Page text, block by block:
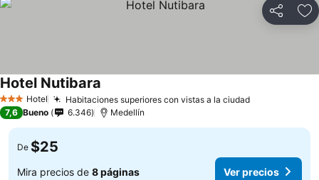
Compartir
3 Estrellas
Hotel Habitaciones superiores con vistas a la ciudad
Hotel Nutibara
7,6 Bueno 6.346 Medellín
De $25
Mira precios de 8 páginas Ver precios